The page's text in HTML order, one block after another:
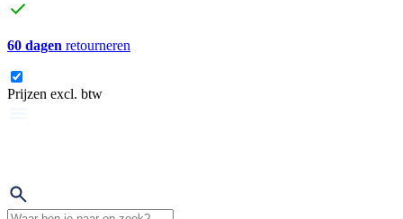
60 dagen retourneren
Prijzen excl. btw